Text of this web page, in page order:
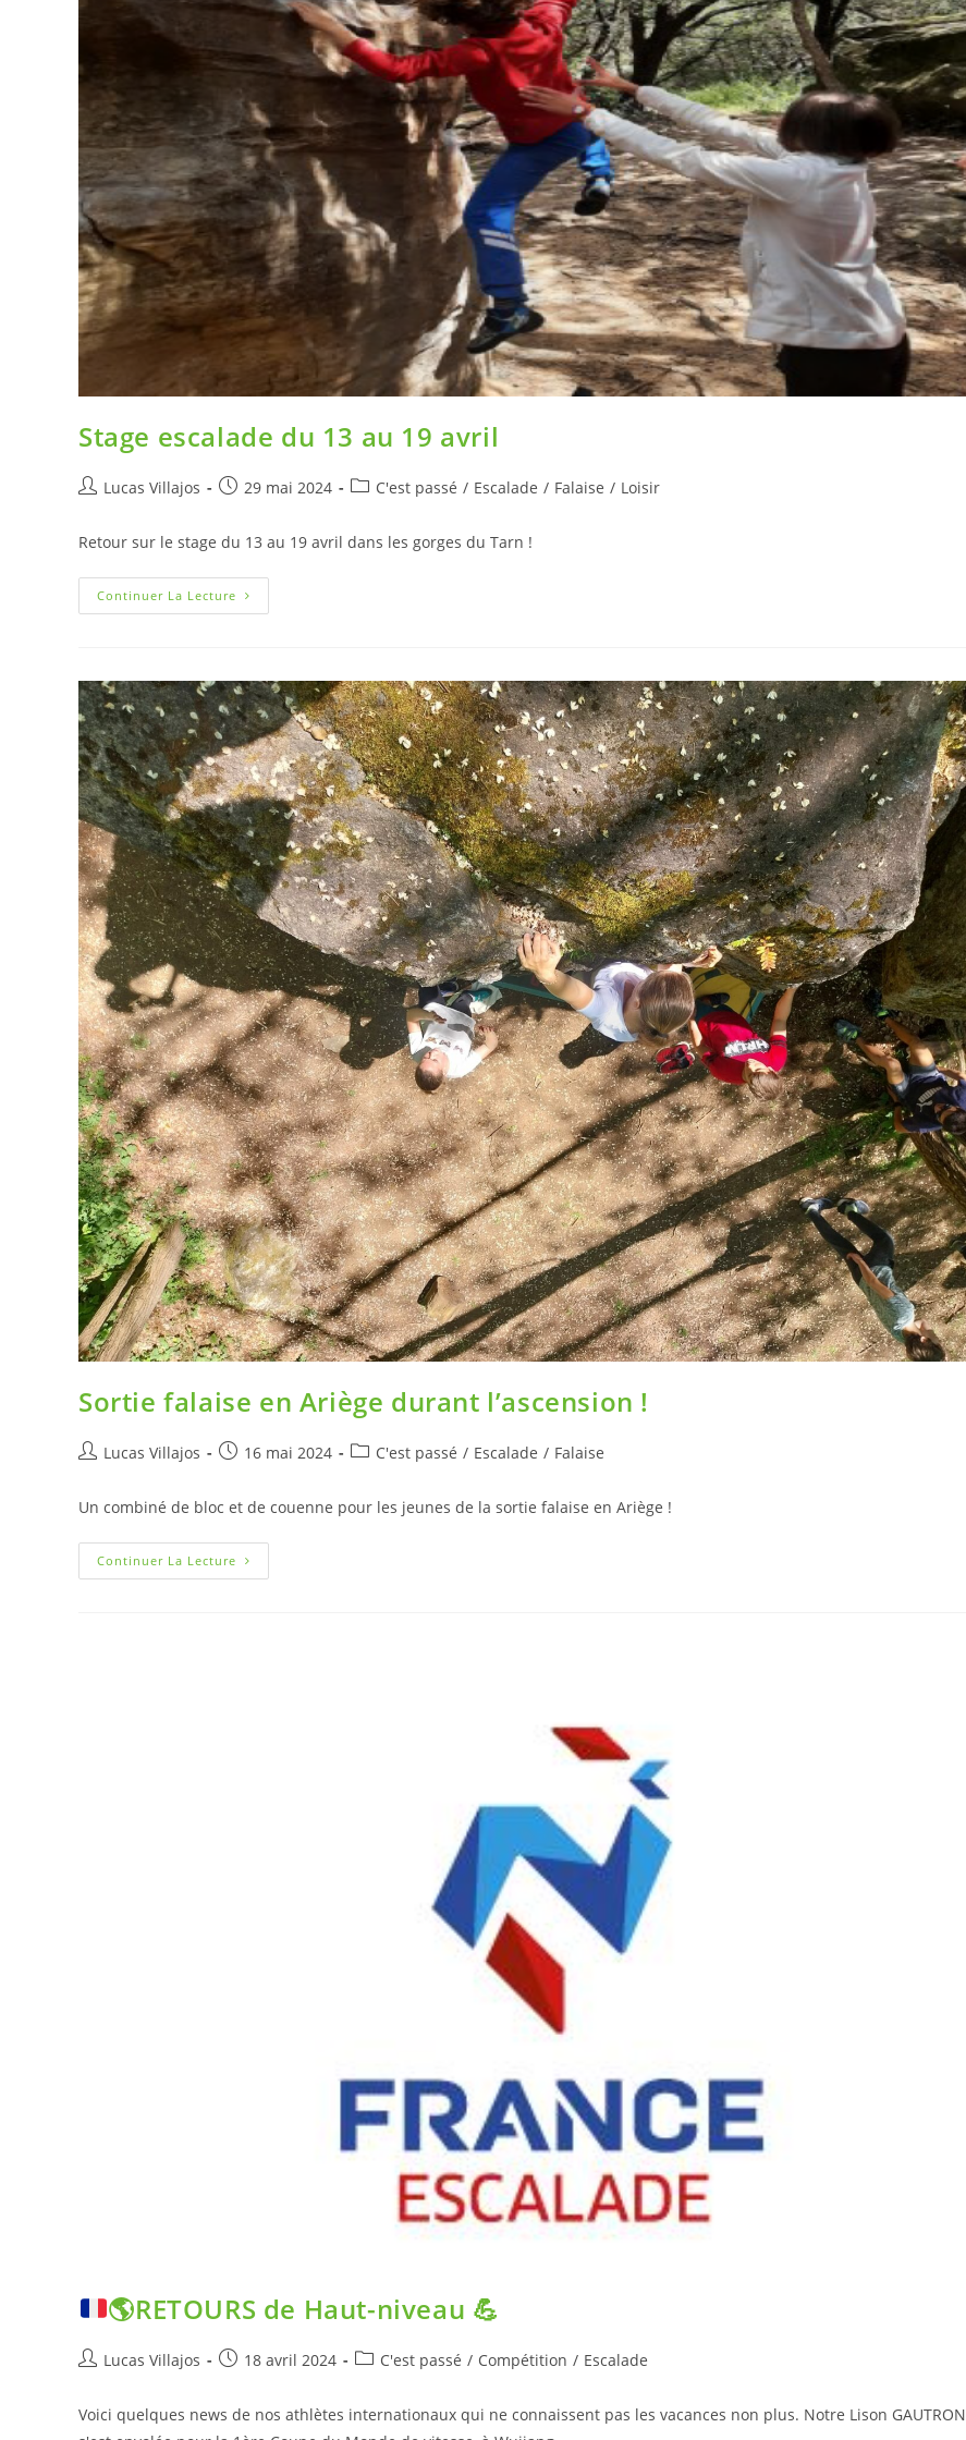
Stage escalade du 13 au 19 avril
Lucas Villajos 29 mai 2024 C'est passé / Escalade / Falaise / Loisir
Retour sur le stage du 13 au 19 avril dans les gorges du Tarn !
Continuer La Lecture
Sortie falaise en Ariège durant l’ascension !
Lucas Villajos 16 mai 2024 C'est passé / Escalade / Falaise
Un combiné de bloc et de couenne pour les jeunes de la sortie falaise en Ariège !
Continuer La Lecture
🌎RETOURS de Haut-niveau 💪
Lucas Villajos 18 avril 2024 C'est passé / Compétition / Escalade
Voici quelques news de nos athlètes internationaux qui ne connaissent pas les vacances non plus. Notre Lison GAUTRON